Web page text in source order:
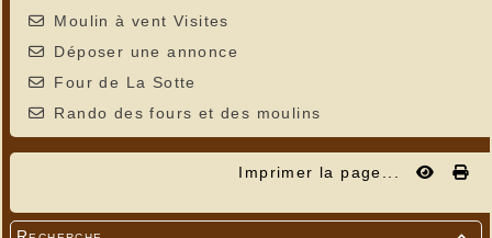
Moulin à vent Visites
Déposer une annonce
Four de La Sotte
Rando des fours et des moulins
Imprimer la page...